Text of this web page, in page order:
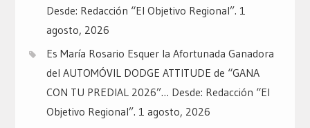
Desde: Redacción “El Objetivo Regional”. 1
agosto, 2026
Es María Rosario Esquer la Afortunada Ganadora
del AUTOMÓVIL DODGE ATTITUDE de “GANA
CON TU PREDIAL 2026”… Desde: Redacción “El
Objetivo Regional”. 1 agosto, 2026